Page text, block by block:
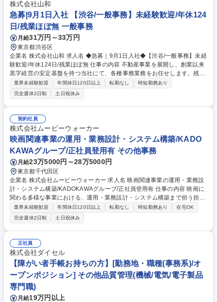
害への配慮を考慮して、人事、総務、経理、法務、営業事務などの分野か
ら特定し業務をお任せ致します。 ≪変更の範囲：会社の定める業務≫ 募
集職種 【事務担当】障害者手帳をお持ちの方/完全在宅勤務/年間休日130
日
株式会社山和
急募|9月1日入社 【渋谷/一般事務】未経験歓迎/年休124
日/残業ほぼ無 一般事務
月給31万円～33万円
東京都渋谷区
企業名 株式会社山和 求人名 ◆急募｜9月1日入社◆【渋谷/一般事務】未経
験歓迎/年休124日/残業ほぼ無 仕事の内容 不動産事業を展開し、創業以来
黒字経営の安定基盤を持つ当社にて、各種事務業務をお任せします。残業
がほぼ発生せず、連続した日程の有給取得が可能なため、WLBを整えたい
方にお勧めの環境です！ 入社後はOJTを通じて丁寧に研修を行いますの
で、事務未経験の方でも安心して臨むことができます。 【業務詳細】■電
話・来客対応 ■物件の鍵や社内の備品管理 ■データ入力や書類作成 ■契約
書などのファイリング ■郵送物の仕訳・発送 など 募集職種 ◆急募｜9月1
日入社◆【渋谷/一般事務】未経験歓迎/年休124日/残業ほぼ無
業界未経験歓迎 年間休日120日以上 転勤なし
時短勤務あり
完全週休2日制
土日祝休み
契約社員
株式会社ムービーウォーカー
映画関連事業の運用・業務設計・システム構築/KADO
KAWAグループ/正社員登用有 その他事務
月給23万5000円～28万5000円
東京都千代田区
企業名 株式会社ムービーウォーカー 求人名 映画関連事業の運用・業務設
計・システム構築/KADOKAWAグループ/正社員登用有 仕事の内容 映画に
関わる多様な事業における、運用・業務設計・システム構築まで担う担当
者を募集！多様な事業、商品企画の製造・流通の運用を支えつつ、全社的
なシステム構築や業務フローの設計を担当。※ご経験やスキルに 合わせて
お任せするポジションは調整します ■ECや劇場流通の在庫・出荷の管理・
運用■商品企画における収支・契約・物流条件の設計■外部協力会社との調
整・折衝■サプライチェーンの管理・最適化■全社最適のシステム構築や業
務フローの設計・構築■荷受対応、備品管理、電話応対、伝票処理※局内
の全員で対応しています ※企画部門の推進・管理の要として社内外との能
動的なコミュニケーションによる業務推進が重要です 募集職種 映画関連
事業の運用・業務設計・システム構築/KADOKAWAグループ/正社員登用有
業界未経験歓迎 年間休日120日以上 転勤なし 時短勤務あり
在宅OK
完全週休2日制
土日祝休み
正社員
株式会社ダイセル
【障がい者手帳お持ちの方】[勤務地・職種(事務系)/オ
ープンポジション] その他品質管理(機械/電気/電子製品
専門職)
月給19万円以上